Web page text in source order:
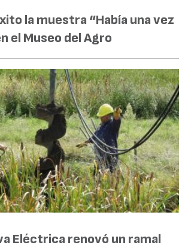
la muestra “Había una vez
el Museo del Agro
Eléctrica renovó un ramal